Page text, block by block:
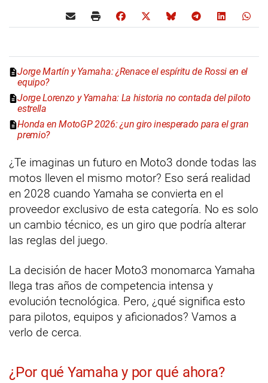
Jorge Martín y Yamaha: ¿Renace el espíritu de Rossi en el
equipo?
Jorge Lorenzo y Yamaha: La historia no contada del piloto
estrella
Honda en MotoGP 2026: ¿un giro inesperado para el gran
premio?
¿Te imaginas un futuro en Moto3 donde todas las
motos lleven el mismo motor? Eso será realidad
en 2028 cuando Yamaha se convierta en el
proveedor exclusivo de esta categoría. No es solo
un cambio técnico, es un giro que podría alterar
las reglas del juego.
La decisión de hacer Moto3 monomarca Yamaha
llega tras años de competencia intensa y
evolución tecnológica. Pero, ¿qué significa esto
para pilotos, equipos y aficionados? Vamos a
verlo de cerca.
¿Por qué Yamaha y por qué ahora?